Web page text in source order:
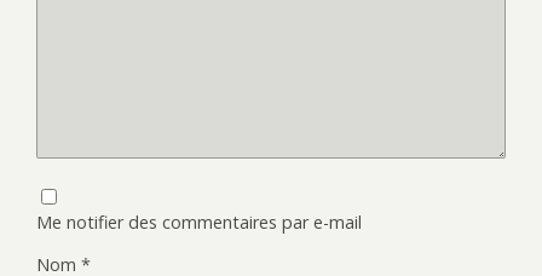
Me notifier des commentaires par e-mail
Nom *